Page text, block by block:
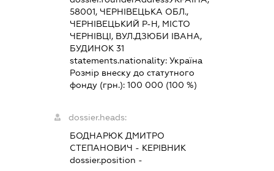
58001, ЧЕРНІВЕЦЬКА ОБЛ.,
ЧЕРНІВЕЦЬКИЙ Р-Н, МІСТО
ЧЕРНІВЦІ, ВУЛ.ДЗЮБИ ІВАНА,
БУДИНОК 31
statements.nationality: Україна
Розмір внеску до статутного
фонду (грн.): 100 000 (100 %)
dossier.heads:
БОДНАРЮК ДМИТРО
СТЕПАНОВИЧ - КЕРІВНИК
dossier.position -